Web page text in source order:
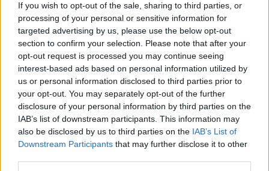
If you wish to opt-out of the sale, sharing to third parties, or
processing of your personal or sensitive information for
targeted advertising by us, please use the below opt-out
section to confirm your selection. Please note that after your
opt-out request is processed you may continue seeing
interest-based ads based on personal information utilized by
us or personal information disclosed to third parties prior to
your opt-out. You may separately opt-out of the further
disclosure of your personal information by third parties on the
IAB’s list of downstream participants. This information may
also be disclosed by us to third parties on the IAB’s List of
Downstream Participants that may further disclose it to other
Teksti:
Tagit Julkkikset Kuumat
Naistenpäivä
Sara Sieppi
Kommenttiosio